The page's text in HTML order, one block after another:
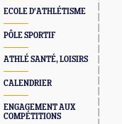
ECOLE D'ATHLÉTISME
PÔLE SPORTIF
ATHLÉ SANTÉ, LOISIRS
CALENDRIER
ENGAGEMENT AUX
COMPÉTITIONS